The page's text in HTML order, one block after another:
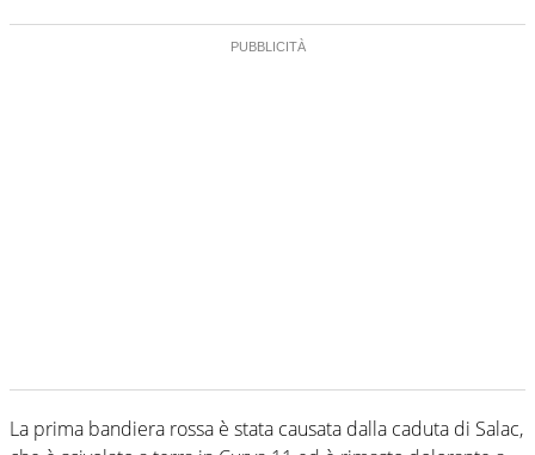
La prima bandiera rossa è stata causata dalla caduta di Salac,